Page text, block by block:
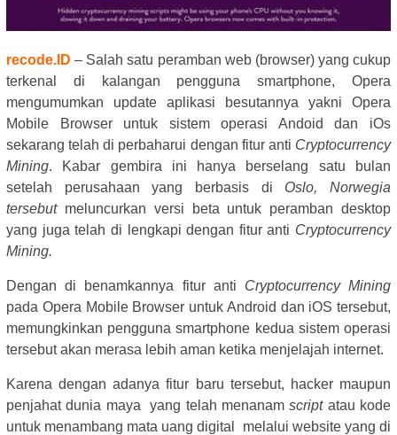
recode.ID – Salah satu peramban web (browser) yang cukup
terkenal di kalangan pengguna smartphone, Opera
mengumumkan update aplikasi besutannya yakni Opera
Mobile Browser untuk sistem operasi Andoid dan iOs
sekarang telah di perbaharui dengan fitur anti Cryptocurrency
Mining. Kabar gembira ini hanya berselang satu bulan
setelah perusahaan yang berbasis di Oslo, Norwegia
tersebutmeluncurkan versi beta untuk peramban desktop
yang juga telah di lengkapi dengan fitur anti Cryptocurrency
Mining.
Dengan di benamkannya fitur anti Cryptocurrency Mining
pada Opera Mobile Browser untuk Android dan iOS tersebut,
memungkinkan pengguna smartphone kedua sistem operasi
tersebut akan merasa lebih aman ketika menjelajah internet.
Karena dengan adanya fitur baru tersebut, hacker maupun
penjahat dunia maya yang telah menanamscriptatau kode
untuk menambang mata uang digital melalui website yang di